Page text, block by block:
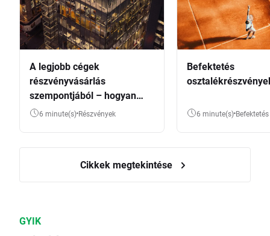
A legjobb cégek
részvényvásárlás
szempontjából – hogyan
válasszunk?
6 minute(s) Részvények
Befektetés
6 minute(s) Befektetés
Cikkek megtekintése
GYIK